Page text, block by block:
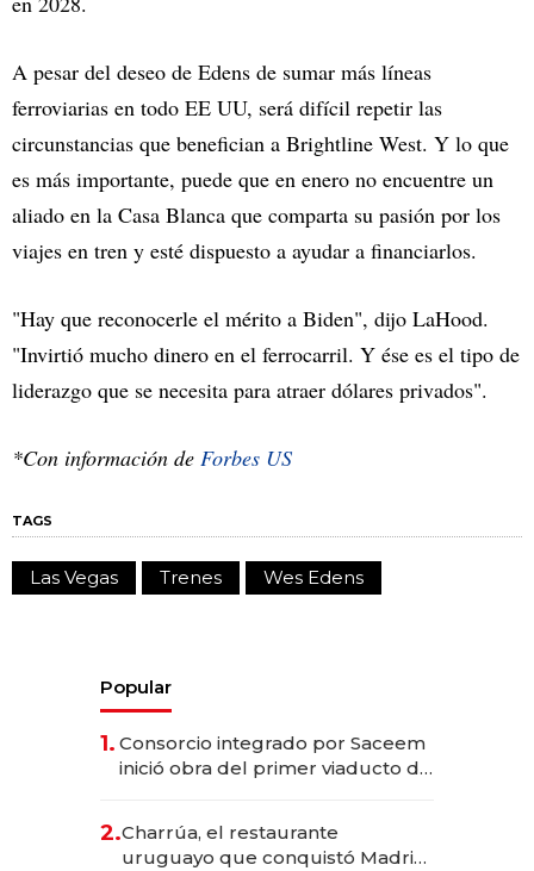
A pesar del deseo de Edens de sumar más líneas
ferroviarias en todo EE UU, será difícil repetir las
circunstancias que benefician a Brightline West. Y lo que
es más importante, puede que en enero no encuentre un
aliado en la Casa Blanca que comparta su pasión por los
viajes en tren y esté dispuesto a ayudar a financiarlos.
"Hay que reconocerle el mérito a Biden", dijo LaHood.
"Invirtió mucho dinero en el ferrocarril. Y ése es el tipo de
liderazgo que se necesita para atraer dólares privados".
*Con información de Forbes US
TAGS
Las Vegas Trenes Wes Edens
Popular
1. Consorcio integrado por Saceem
inició obra del primer viaducto de
millones
2.Charrúa, el restaurante
uruguayo que conquistó Madrid: